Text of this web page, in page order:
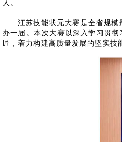
人。
江苏技能状元大赛是全省规
办一届。本次大赛以深入学习贯
匠，着力构建高质量发展的坚实技